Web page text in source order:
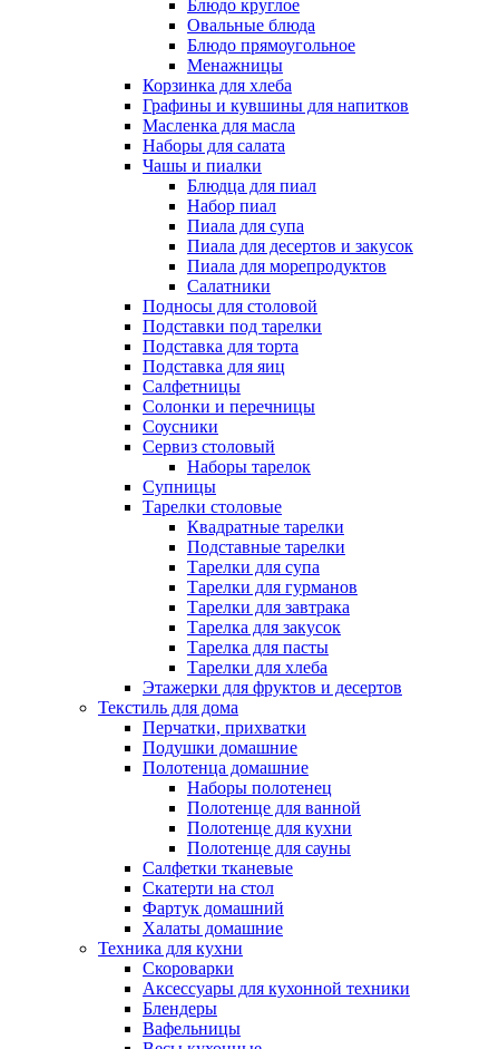
Блюдо круглое
Овальные блюда
Блюдо прямоугольное
Менажницы
Корзинка для хлеба
Графины и кувшины для напитков
Масленка для масла
Наборы для салата
Чашы и пиалки
Блюдца для пиал
Набор пиал
Пиала для супа
Пиала для десертов и закусок
Пиала для морепродуктов
Салатники
Подносы для столовой
Подставки под тарелки
Подставка для торта
Подставка для яиц
Салфетницы
Солонки и перечницы
Соусники
Сервиз столовый
Наборы тарелок
Супницы
Тарелки столовые
Квадратные тарелки
Подставные тарелки
Тарелки для супа
Тарелки для гурманов
Тарелки для завтрака
Тарелка для закусок
Тарелка для пасты
Тарелки для хлеба
Этажерки для фруктов и десертов
Текстиль для дома
Перчатки, прихватки
Подушки домашние
Полотенца домашние
Наборы полотенец
Полотенце для ванной
Полотенце для кухни
Полотенце для сауны
Салфетки тканевые
Скатерти на стол
Фартук домашний
Халаты домашние
Техника для кухни
Скороварки
Аксессуары для кухонной техники
Блендеры
Вафельницы